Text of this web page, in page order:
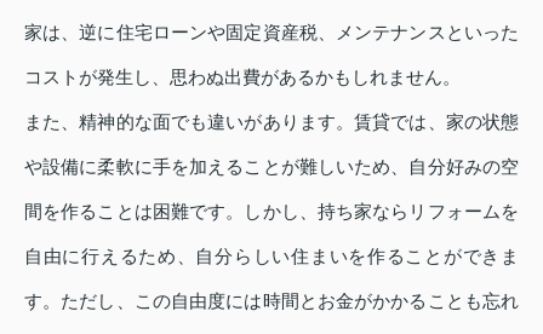
家は、逆に住宅ローンや固定資産税、メンテナンスといった
コストが発生し、思わぬ出費があるかもしれません。
また、精神的な面でも違いがあります。賃貸では、家の状態
や設備に柔軟に手を加えることが難しいため、自分好みの空
間を作ることは困難です。しかし、持ち家ならリフォームを
自由に行えるため、自分らしい住まいを作ることができま
す。ただし、この自由度には時間とお金がかかることも忘れ